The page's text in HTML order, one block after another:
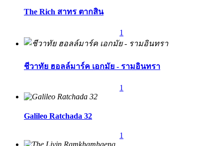
The Rich สาทร ตากสิน
1
ชีวาทัย ฮอลล์มาร์ค เอกมัย - รามอินทรา
1
Galileo Ratchada 32
1